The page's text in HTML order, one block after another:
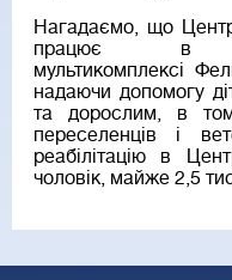
Нагадаємо, що Центр
працює в
мультикомплексі
надаючи допомогу
та дорослим, в
переселенців і
реабілітацію в
чоловік, майже 2,5